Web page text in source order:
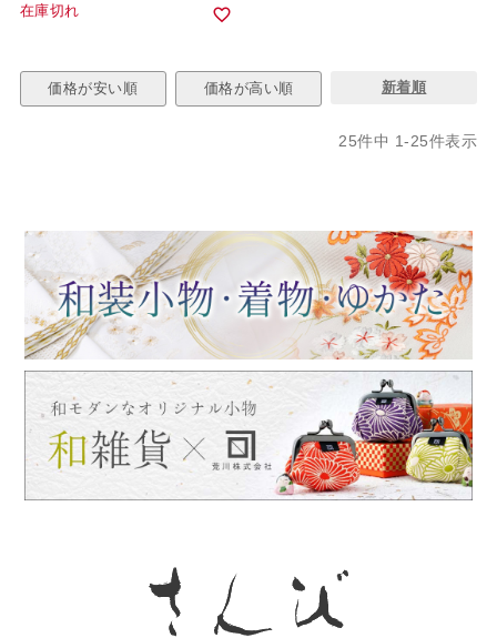
在庫切れ
価格が安い順 価格が高い順 新着順
25件中 1-25件表示